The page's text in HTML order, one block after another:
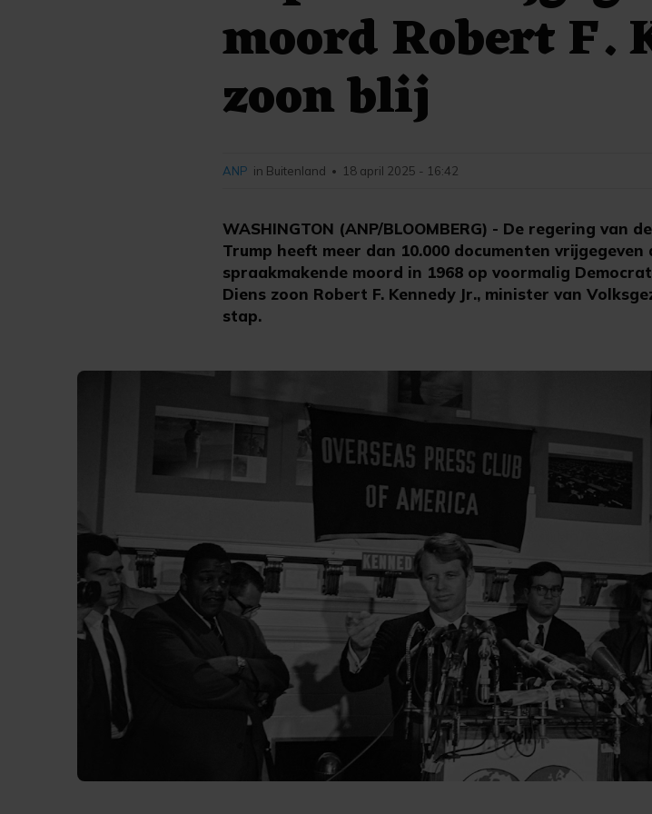
moord Robert F.
zoon blij
WASHINGTON (ANP/BLOOMBERG) - De regering van
Trump heeft meer dan 10.000 documenten
spraakmakende moord in 1968 op voormalig
Diens zoon Robert F. Kennedy Jr., minister van
stap.
ANP in Buitenland • 18 april 2025 - 16:42